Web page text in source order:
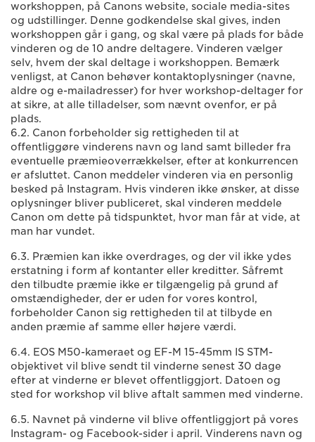
workshoppen, på Canons website, sociale media-sites
og udstillinger. Denne godkendelse skal gives, inden
workshoppen går i gang, og skal være på plads for både
vinderen og de 10 andre deltagere. Vinderen vælger
selv, hvem der skal deltage i workshoppen. Bemærk
venligst, at Canon behøver kontaktoplysninger (navne,
aldre og e-mailadresser) for hver workshop-deltager for
at sikre, at alle tilladelser, som nævnt ovenfor, er på
plads.
6.2. Canon forbeholder sig rettigheden til at
offentliggøre vinderens navn og land samt billeder fra
eventuelle præmieoverrækkelser, efter at konkurrencen
er afsluttet. Canon meddeler vinderen via en personlig
besked på Instagram. Hvis vinderen ikke ønsker, at disse
oplysninger bliver publiceret, skal vinderen meddele
Canon om dette på tidspunktet, hvor man får at vide, at
man har vundet.
6.3. Præmien kan ikke overdrages, og der vil ikke ydes
erstatning i form af kontanter eller kreditter. Såfremt
den tilbudte præmie ikke er tilgængelig på grund af
omstændigheder, der er uden for vores kontrol,
forbeholder Canon sig rettigheden til at tilbyde en
anden præmie af samme eller højere værdi.
6.4. EOS M50-kameraet og EF-M 15-45mm IS STM-
objektivet vil blive sendt til vinderne senest 30 dage
efter at vinderne er blevet offentliggjort. Datoen og
sted for workshop vil blive aftalt sammen med vinderne.
6.5. Navnet på vinderne vil blive offentliggjort på vores
Instagram- og Facebook-sider i april. Vinderens navn og